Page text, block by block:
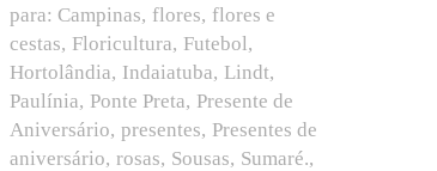
para: Campinas flores flores e
cestas Floricultura Futebol
Hortolândia Indaiatuba Lindt
Paulínia Ponte Preta Presente de
Aniversário presentes Presentes de
aniversário rosas Sousas Sumaré.